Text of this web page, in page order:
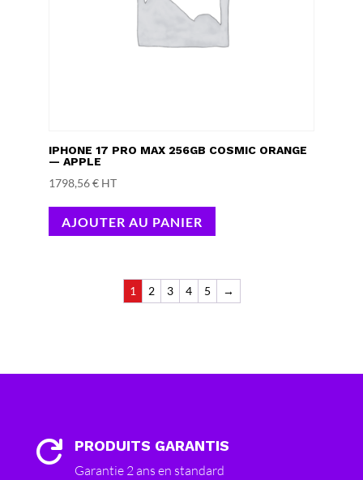
IPHONE 17 PRO MAX 256GB COSMIC ORANGE
— APPLE
1798,56€ HT
AJOUTER AU PANIER
1 2 3 4 5 →
 PRODUITS GARANTIS
Garantie 2 ans en standard